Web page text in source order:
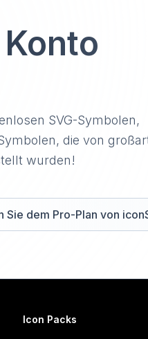
SVG-Symbolen,
die von
wurden!
Sie dem Pro-Plan von
Icon Packs